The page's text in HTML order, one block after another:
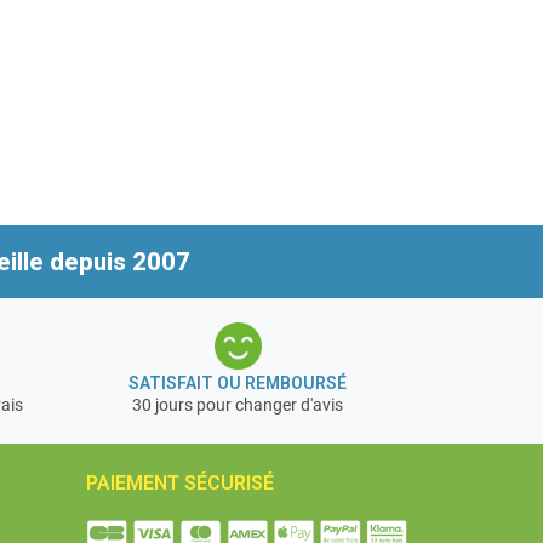
depuis 2007
SATISFAIT OU REMBOURSÉ
30 jours pour changer d'avis
PAIEMENT SÉCURISÉ